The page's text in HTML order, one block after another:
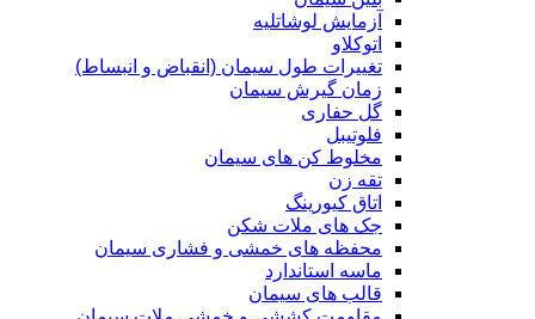
آزمایش لوشاتلیه
اتوکلاو
تغییرات طول سیمان (انقباض و انبساط)
زمان گیرش سیمان
گل حفاری
فلوتیبل
مخلوط کن های سیمان
تقه زن
اتاق کیورینگ
جک های ملات شکن
محفظه های خمشی و فشاری سیمان
ماسه استاندارد
قالب های سیمان